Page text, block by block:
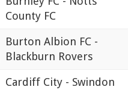
County FC
Burton Albion FC -
Blackburn Rovers
Cardiff City - Swindon